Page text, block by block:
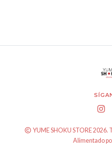
YUME SHOKU STORE
Alimentado